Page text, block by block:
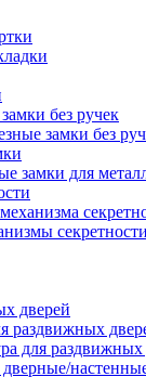
без ручек
замки без
замки для
секретности
дверей
раздвижных
для раздвижных